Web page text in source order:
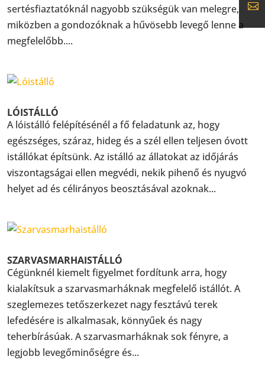
sertésfiaztatóknál nagyobb szükségük van melegre,
miközben a gondozóknak a hűvösebb levegő lenne a
megfelelőbb....
LÓISTÁLLÓ
A lóistálló felépítésénél a fő feladatunk az, hogy
egészséges, száraz, hideg és a szél ellen teljesen óvott
istállókat építsünk. Az istálló az állatokat az időjárás
viszontagságai ellen megvédi, nekik pihenő és nyugvó
helyet ad és célirányos beosztásával azoknak...
SZARVASMARHAISTÁLLÓ
Cégünknél kiemelt figyelmet fordítunk arra, hogy
kialakítsuk a szarvasmarháknak megfelelő istállót. A
szeglemezes tetőszerkezet nagy fesztávú terek
lefedésére is alkalmasak, könnyűek és nagy
teherbírásúak. A szarvasmarháknak sok fényre, a
legjobb levegőminőségre és...